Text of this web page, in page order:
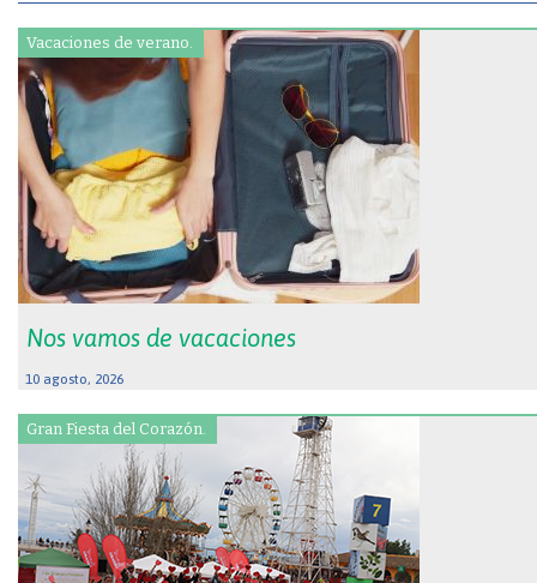
Vacaciones de verano.
Nos vamos de vacaciones
10 agosto, 2026
Gran Fiesta del Corazón.